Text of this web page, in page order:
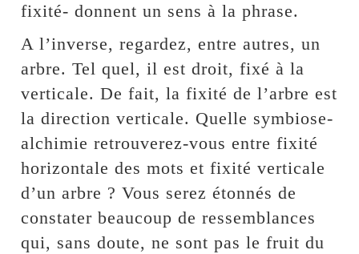
fixité- donnent un sens à la phrase.
A l’inverse, regardez, entre autres, un
arbre. Tel quel, il est droit, fixé à la
verticale. De fait, la fixité de l’arbre est
la direction verticale. Quelle symbiose-
alchimie retrouverez-vous entre fixité
horizontale des mots et fixité verticale
d’un arbre ? Vous serez étonnés de
constater beaucoup de ressemblances
qui, sans doute, ne sont pas le fruit du